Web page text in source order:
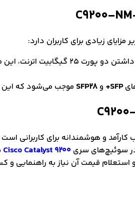
مزایای زیادی برای کاربران دارد:
: با داشتن دو پورت 25
SFP+ وSFP28 موجب می‌شود که این
کارآمد و هوشمندانه برای کاربرانی
در سوئیچ‌های سری Cisco Catalyst 9200